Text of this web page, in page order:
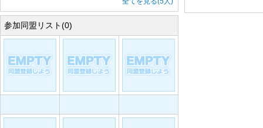
参加同盟リスト(0)